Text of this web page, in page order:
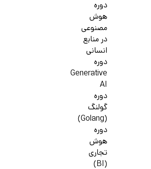
دوره
هوش
مصنوعی
در منابع
انسانی
دوره
Generative
AI
دوره
گولنگ
(Golang)
دوره
هوش
تجاری
(BI)